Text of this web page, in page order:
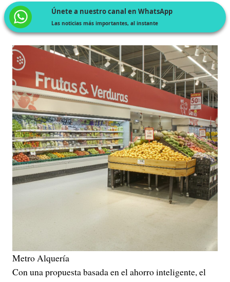
Únete a nuestro canal en WhatsApp
Las noticias más importantes, al instante
Metro Alquería
Con una propuesta basada en el ahorro inteligente, el